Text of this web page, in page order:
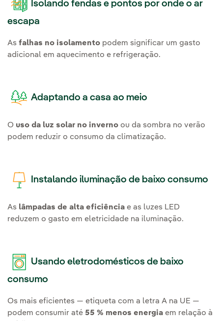
Isolando fendas e pontos por onde o ar
escapa
As falhas no isolamento podem significar um gasto
adicional em aquecimento e refrigeração.
Adaptando a casa ao meio
O uso da luz solar no inverno ou da sombra no verão
podem reduzir o consumo da climatização.
Instalando iluminação de baixo consumo
As lâmpadas de alta eficiência e as luzes LED
reduzem o gasto em eletricidade na iluminação.
Usando eletrodomésticos de baixo
consumo
Os mais eficientes — etiqueta com a letra A na UE —
podem consumir até 55 % menos energia em relação à